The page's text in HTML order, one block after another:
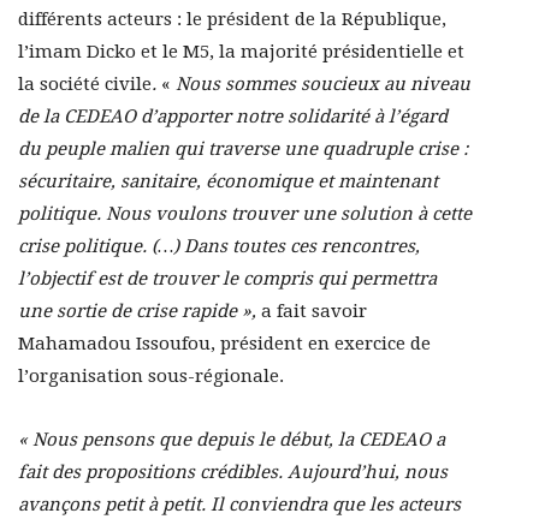
différents acteurs : le président de la République,
l’imam Dicko et le M5, la majorité présidentielle et
la société civile. « Nous sommes soucieux au niveau
de la CEDEAO d’apporter notre solidarité à l’égard
du peuple malien qui traverse une quadruple crise :
sécuritaire, sanitaire, économique et maintenant
politique. Nous voulons trouver une solution à cette
crise politique. (…) Dans toutes ces rencontres,
l’objectif est de trouver le compris qui permettra
une sortie de crise rapide », a fait savoir
Mahamadou Issoufou, président en exercice de
l’organisation sous-régionale.
« Nous pensons que depuis le début, la CEDEAO a
fait des propositions crédibles. Aujourd’hui, nous
avançons petit à petit. Il conviendra que les acteurs